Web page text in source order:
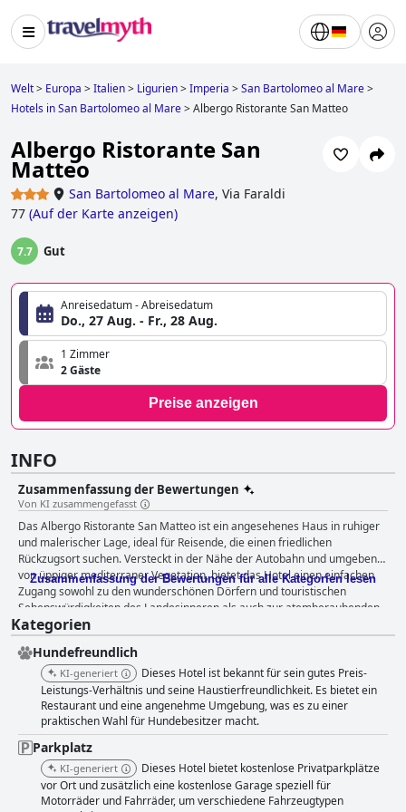
Welt> Europa >Italien> Ligurien>Imperia >San Bartolomeo al Mare>
Hotels in San Bartolomeo al Mare>Albergo Ristorante San Matteo
Albergo Ristorante San
Matteo
San Bartolomeo al Mare, Via Faraldi
77 (Auf der Karte anzeigen)
7.7 Gut
Anreisedatum - Abreisedatum
Do., 27 Aug. - Fr., 28 Aug.
1 Zimmer
2 Gäste
Preise anzeigen
INFO
Zusammenfassung der Bewertungen
Von KI zusammengefasst
Das Albergo Ristorante San Matteo ist ein angesehenes Haus in ruhiger
und malerischer Lage, ideal für Reisende, die einen friedlichen
Rückzugsort suchen. Versteckt in der Nähe der Autobahn und umgeben
von üppiger mediterraner Vegetation, bietet das Hotel einen einfachen
Zugang sowohl zu den wunderschönen Dörfern und touristischen
Sehenswürdigkeiten des Landesinneren als auch zur atemberaubenden
ligurischen Küste. Die strategische Hanglage bietet einen
atemberaubenden Blick auf die Berge und das Meer und macht es zu
einem Traumziel für Naturliebhaber. Das Hotel wird für sein freundliches
und hilfsbereites Personal, seine Sauberkeit und die gepflegten
Einrichtungen gelobt. Der gepflegte Swimmingpool und der Liegebereich
tragen zur entspannten Atmosphäre bei und steigern das Preis-
Leistungs-Verhältnis weiter. Obwohl es etwas außerhalb des Zentrums
von San Bartolomeo liegt, ist es dennoch günstig gelegen, um die
wichtigsten Sehenswürdigkeiten in Westligurien zu erkunden. Das
Frühstück im Albergo Ristorante San Matteo wird im Allgemeinen für
seine Qualität, Vielfalt und die großzügige Auswahl an Speisen gelobt,
darunter hausgemachte Kuchen, Aufschnitt und auf Bestellung
Zusammenfassung der Bewertungen für alle Kategorien lesen
Kategorien
Hundefreundlich
KI-generiert
Dieses Hotel ist bekannt für sein gutes Preis-
Leistungs-Verhältnis und seine Haustierfreundlichkeit. Es bietet ein
Restaurant und eine angenehme Umgebung, was es zu einer
praktischen Wahl für Hundebesitzer macht.
Parkplatz
KI-generiert
Dieses Hotel bietet kostenlose Privatparkplätze
vor Ort und zusätzlich eine kostenlose Garage speziell für
Motorräder und Fahrräder, um verschiedene Fahrzeugtypen